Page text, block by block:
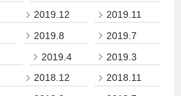
2019.12
2019.11
2019.8
2019.7
2019.4
2019.3
2018.12
2018.11